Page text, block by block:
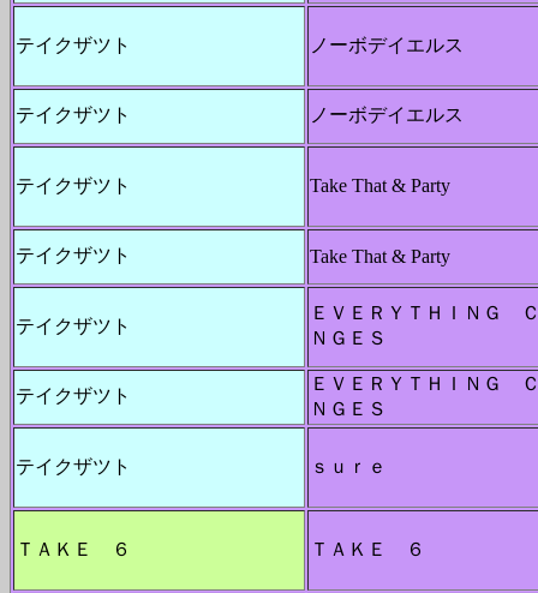
テイクザツト ノーボデイエルス
テイクザツト ノーボデイエルス
テイクザツト Take That & Party
テイクザツト Take That & Party
テイクザツト
ＥＶＥＲＹＴＨＩＮＧ
ＮＧＥＳ
テイクザツト
ＥＶＥＲＹＴＨＩＮＧ
ＮＧＥＳ
テイクザツト ｓｕｒｅ
ＴＡＫＥ ６ ＴＡＫＥ ６